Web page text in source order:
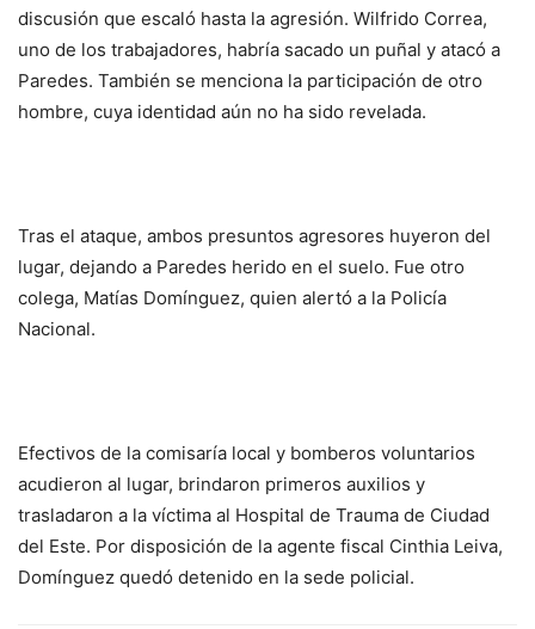
discusión que escaló hasta la agresión. Wilfrido Correa,
uno de los trabajadores, habría sacado un puñal y atacó a
Paredes. También se menciona la participación de otro
hombre, cuya identidad aún no ha sido revelada.
Tras el ataque, ambos presuntos agresores huyeron del
lugar, dejando a Paredes herido en el suelo. Fue otro
colega, Matías Domínguez, quien alertó a la Policía
Nacional.
Efectivos de la comisaría local y bomberos voluntarios
acudieron al lugar, brindaron primeros auxilios y
trasladaron a la víctima al Hospital de Trauma de Ciudad
del Este. Por disposición de la agente fiscal Cinthia Leiva,
Domínguez quedó detenido en la sede policial.